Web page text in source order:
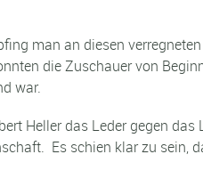
man an diesen
die Zuschauer von
war.
Heller das Leder gegen
Es schien klar zu sein,